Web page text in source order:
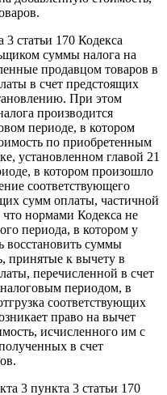
статьи 170 Кодекса
суммы налога на
продавцом товаров в
в счет предстоящих
При этом
производится
периоде, в котором
по приобретенным
установленном главой 21
в котором произошло
соответствующего
сумм оплаты, частичной
нормами Кодекса не
периода, в котором у
восстановить суммы
принятые к вычету в
перечисленной в счет
периодом, в
соответствующих
право на вычет
исчисленного им с
в счет
3 пункта 3 статьи 170